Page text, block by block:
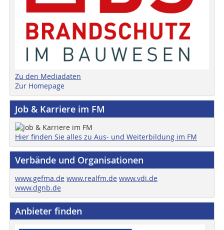
Zu den Mediadaten
Zur Homepage
Job & Karriere im FM
Hier finden Sie alles zu Aus- und Weiterbildung im FM
Verbände und Organisationen
www.gefma.de www.realfm.de www.vdi.de
www.dgnb.de
Anbieter finden